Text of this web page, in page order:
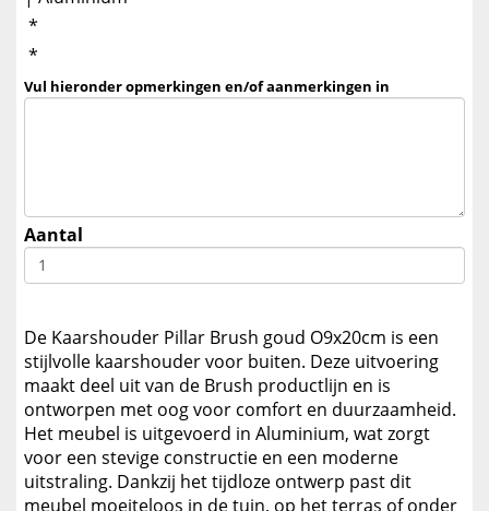
*
*
Vul hieronder opmerkingen en/of aanmerkingen in
Aantal
De Kaarshouder Pillar Brush goud O9x20cm is een
stijlvolle kaarshouder voor buiten. Deze uitvoering
maakt deel uit van de Brush productlijn en is
ontworpen met oog voor comfort en duurzaamheid.
Het meubel is uitgevoerd in Aluminium, wat zorgt
voor een stevige constructie en een moderne
uitstraling. Dankzij het tijdloze ontwerp past dit
meubel moeiteloos in de tuin, op het terras of onder